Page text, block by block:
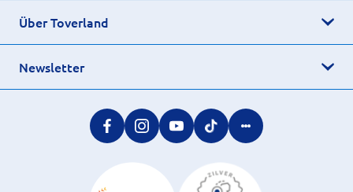
Über Toverland
Newsletter